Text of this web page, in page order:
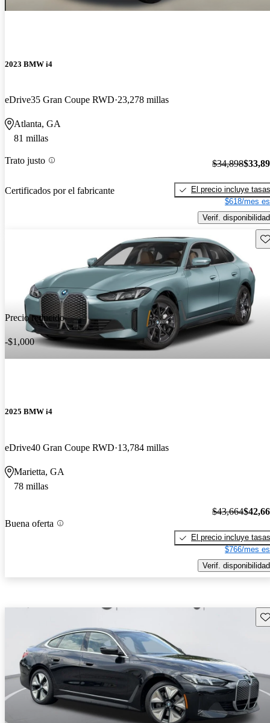
2023 BMW i4
eDrive35 Gran Coupe RWD 23,278 millas
Atlanta, GA
81 millas
Trato justo
Certificados por el fabricante
$34,898
El precio incluye tasas
$618/mes
Verif. disponibilidad
Precio reducido
-$1,000
2025 BMW i4
eDrive40 Gran Coupe RWD 13,784 millas
Marietta, GA
78 millas
Buena oferta
$43,664
El precio incluye tasas
$766/mes
Verif. disponibilidad